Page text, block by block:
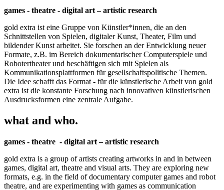
games - theatre - digital art – artistic research
gold extra ist eine Gruppe von Künstler*innen, die an den
Schnittstellen von Spielen, digitaler Kunst, Theater, Film und
bildender Kunst arbeitet. Sie forschen an der Entwicklung neuer
Formate, z.B. im Bereich dokumentarischer Computerspiele und
Robotertheater und beschäftigen sich mit Spielen als
Kommunikationsplattformen für gesellschaftspolitische Themen.
Die Idee schafft das Format - für die künstlerische Arbeit von gold
extra ist die konstante Forschung nach innovativen künstlerischen
Ausdrucksformen eine zentrale Aufgabe.
what and who.
games - theatre - digital art – artistic research
gold extra is a group of artists creating artworks in and in between
games, digital art, theatre and visual arts. They are exploring new
formats, e.g. in the field of documentary computer games and robot
theatre, and are experimenting with games as communication